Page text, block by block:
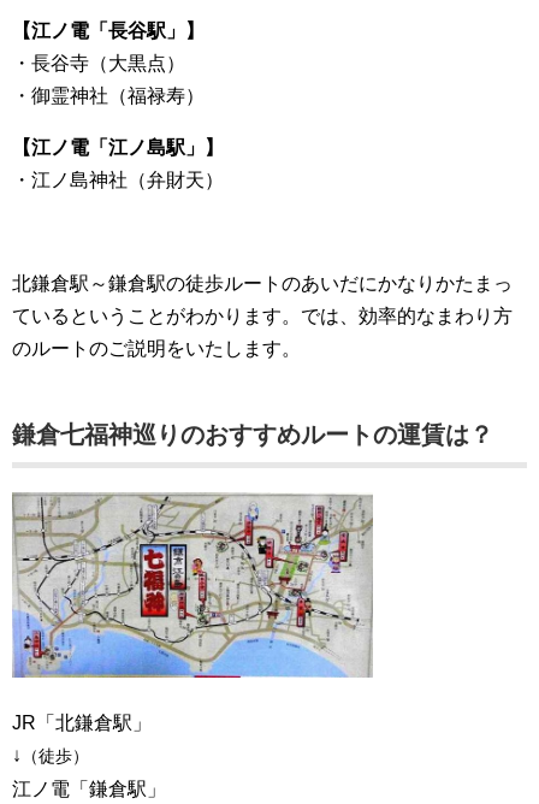
【江ノ電「長谷駅」】
・長谷寺（大黒点）
・御霊神社（福禄寿）
【江ノ電「江ノ島駅」】
・江ノ島神社（弁財天）
北鎌倉駅～鎌倉駅の徒歩ルートのあいだにかなりかたまっ
ているということがわかります。では、効率的なまわり方
のルートのご説明をいたします。
鎌倉七福神巡りのおすすめルートの運賃は？
JR「北鎌倉駅」
↓
（徒歩）
江ノ電「鎌倉駅」